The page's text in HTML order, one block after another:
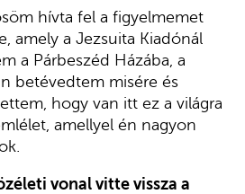
hívta fel a figyelmemet
amely a Jezsuita Kiadónál
a Párbeszéd Házába, a
betévedtem misére és
hogy van itt ez a világra
amellyel én nagyon
vonal vitte vissza a